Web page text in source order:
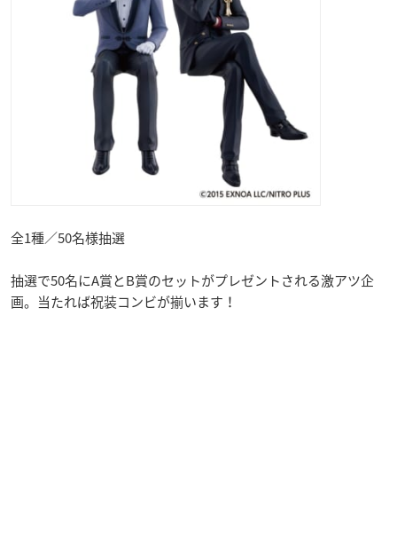
全1種／50名様抽選
抽選で50名にA賞とB賞のセットがプレゼントされる激アツ企
画。当たれば祝装コンビが揃います！